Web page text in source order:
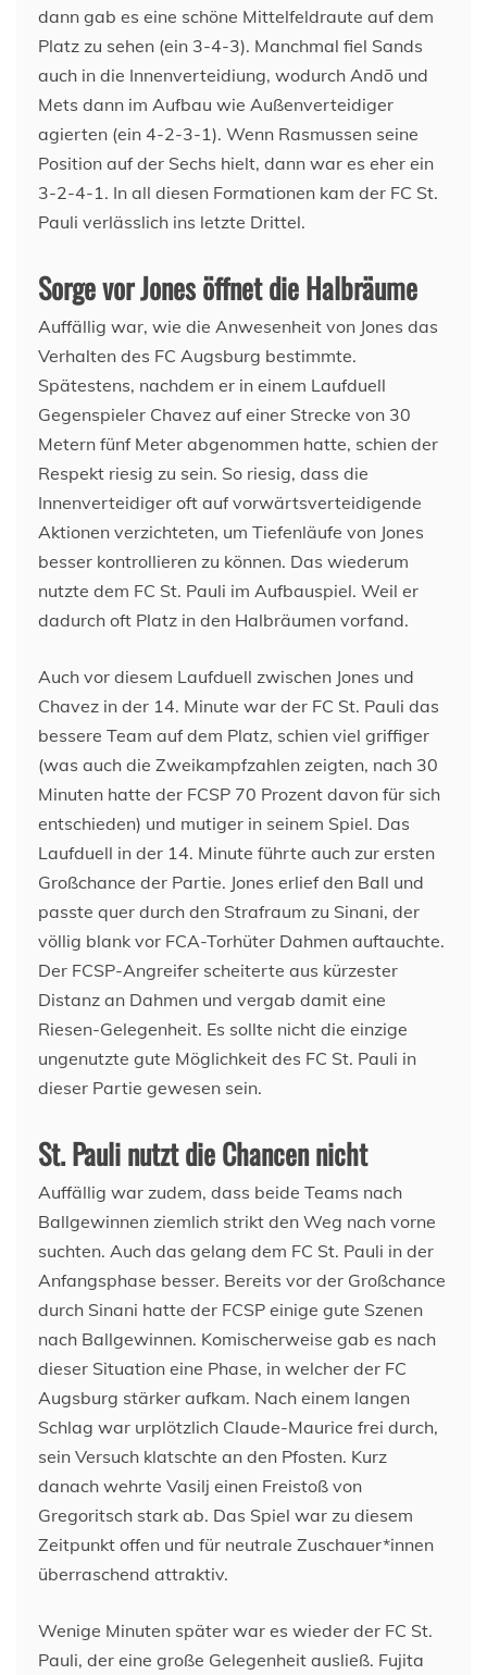
dann gab es eine schöne Mittelfeldraute auf dem
Platz zu sehen (ein 3-4-3). Manchmal fiel Sands
auch in die Innenverteidiung, wodurch Andō und
Mets dann im Aufbau wie Außenverteidiger
agierten (ein 4-2-3-1). Wenn Rasmussen seine
Position auf der Sechs hielt, dann war es eher ein
3-2-4-1. In all diesen Formationen kam der FC St.
Pauli verlässlich ins letzte Drittel.
Sorge vor Jones öffnet die Halbräume
Auffällig war, wie die Anwesenheit von Jones das
Verhalten des FC Augsburg bestimmte.
Spätestens, nachdem er in einem Laufduell
Gegenspieler Chavez auf einer Strecke von 30
Metern fünf Meter abgenommen hatte, schien der
Respekt riesig zu sein. So riesig, dass die
Innenverteidiger oft auf vorwärtsverteidigende
Aktionen verzichteten, um Tiefenläufe von Jones
besser kontrollieren zu können. Das wiederum
nutzte dem FC St. Pauli im Aufbauspiel. Weil er
dadurch oft Platz in den Halbräumen vorfand.
Auch vor diesem Laufduell zwischen Jones und
Chavez in der 14. Minute war der FC St. Pauli das
bessere Team auf dem Platz, schien viel griffiger
(was auch die Zweikampfzahlen zeigten, nach 30
Minuten hatte der FCSP 70 Prozent davon für sich
entschieden) und mutiger in seinem Spiel. Das
Laufduell in der 14. Minute führte auch zur ersten
Großchance der Partie. Jones erlief den Ball und
passte quer durch den Strafraum zu Sinani, der
völlig blank vor FCA-Torhüter Dahmen auftauchte.
Der FCSP-Angreifer scheiterte aus kürzester
Distanz an Dahmen und vergab damit eine
Riesen-Gelegenheit. Es sollte nicht die einzige
ungenutzte gute Möglichkeit des FC St. Pauli in
dieser Partie gewesen sein.
St. Pauli nutzt die Chancen nicht
Auffällig war zudem, dass beide Teams nach
Ballgewinnen ziemlich strikt den Weg nach vorne
suchten. Auch das gelang dem FC St. Pauli in der
Anfangsphase besser. Bereits vor der Großchance
durch Sinani hatte der FCSP einige gute Szenen
nach Ballgewinnen. Komischerweise gab es nach
dieser Situation eine Phase, in welcher der FC
Augsburg stärker aufkam. Nach einem langen
Schlag war urplötzlich Claude-Maurice frei durch,
sein Versuch klatschte an den Pfosten. Kurz
danach wehrte Vasilj einen Freistoß von
Gregoritsch stark ab. Das Spiel war zu diesem
Zeitpunkt offen und für neutrale Zuschauer*innen
überraschend attraktiv.
Wenige Minuten später war es wieder der FC St.
Pauli, der eine große Gelegenheit ausließ. Fujita